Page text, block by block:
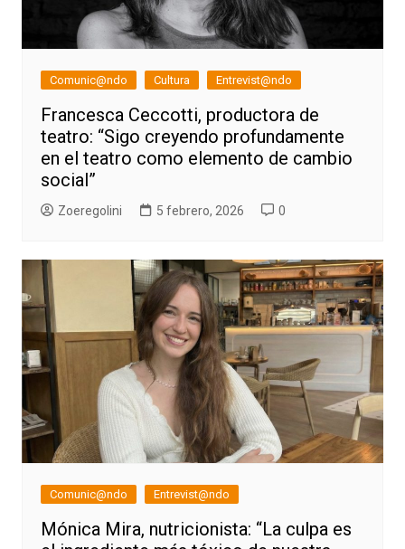
Comunic@ndo Cultura Entrevist@ndo
Francesca Ceccotti, productora de
teatro: “Sigo creyendo profundamente
en el teatro como elemento de cambio
social”
Zoeregolini 5 febrero, 2026 0
Comunic@ndo Entrevist@ndo
Mónica Mira, nutricionista: “La culpa es